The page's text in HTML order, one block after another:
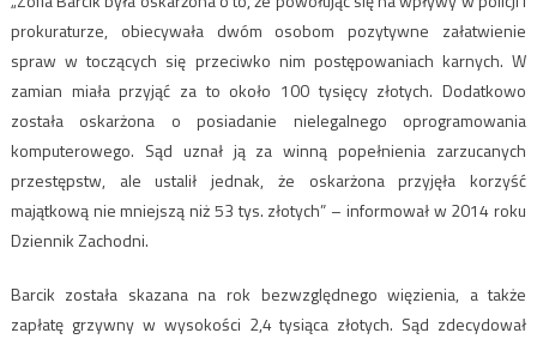
prokuraturze, obiecywała dwóm osobom pozytywne załatwienie
spraw w toczących się przeciwko nim postępowaniach karnych. W
zamian miała przyjąć za to około 100 tysięcy złotych. Dodatkowo
została oskarżona o posiadanie nielegalnego oprogramowania
komputerowego. Sąd uznał ją za winną popełnienia zarzucanych
przestępstw, ale ustalił jednak, że oskarżona przyjęła korzyść
majątkową nie mniejszą niż 53 tys. złotych” – informował w 2014 roku
Dziennik Zachodni.
Barcik została skazana na rok bezwzględnego więzienia, a także
zapłatę grzywny w wysokości 2,4 tysiąca złotych. Sąd zdecydował